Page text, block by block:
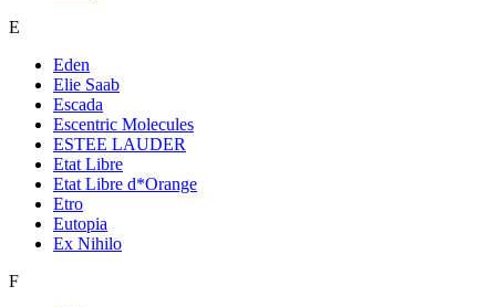
E
Eden
Elie Saab
Escada
Escentric Molecules
ESTEE LAUDER
Etat Libre
Etat Libre d*Orange
Etro
Eutopia
Ex Nihilo
F